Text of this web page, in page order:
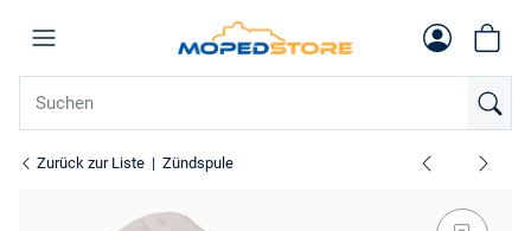
Zurück zur Liste Zündspule